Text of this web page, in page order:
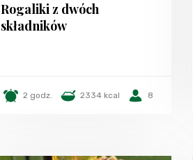
Rogaliki z dwóch
składników
2 godz. 2334 kcal 8